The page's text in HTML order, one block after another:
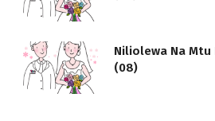
Niliolewa Na Mtu
(08)